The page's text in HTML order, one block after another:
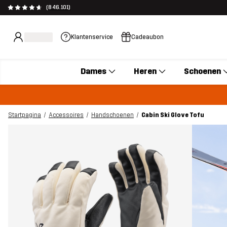
(846.101)
Klantenservice Cadeaubon
Dames Heren Schoenen
Startpagina Accessoires Handschoenen Cabin Ski Glove Tofu